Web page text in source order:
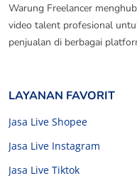
Warung Freelancer
video talent profesional
penjualan di berbagai
LAYANAN FAVORIT
Jasa Live Shopee
Jasa Live Instagram
Jasa Live Tiktok